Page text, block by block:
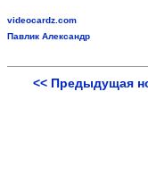
videocardz.com
Павлик Александр
<< Предыдущая